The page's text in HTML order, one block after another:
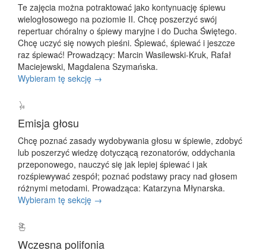
Te zajęcia można potraktować jako kontynuację śpiewu
wielogłosowego na poziomie II. Chcę poszerzyć swój
repertuar chóralny o śpiewy maryjne i do Ducha Świętego.
Chcę uczyć się nowych pieśni. Śpiewać, śpiewać i jeszcze
raz śpiewać! Prowadzący: Marcin Wasilewski-Kruk, Rafał
Maciejewski, Magdalena Szymańska.
Wybieram tę sekcję →
Emisja głosu
Chcę poznać zasady wydobywania głosu w śpiewie, zdobyć
lub poszerzyć wiedzę dotyczącą rezonatorów, oddychania
przeponowego, nauczyć się jak lepiej śpiewać i jak
rozśpiewywać zespół; poznać podstawy pracy nad głosem
różnymi metodami. Prowadząca: Katarzyna Młynarska.
Wybieram tę sekcję →
Wczesna polifonia